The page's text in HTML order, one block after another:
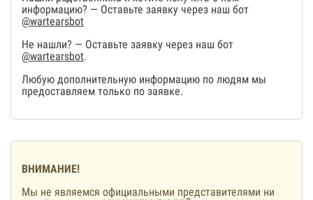
информацию? — Оставьте заявку через наш бот
@wartearsbot
Не нашли? — Оставьте заявку через наш бот
@wartearsbot.
Любую дополнительную информацию по людям мы
предоставляем только по заявке.
ВНИМАНИЕ!
Мы не являемся официальными представителями ни